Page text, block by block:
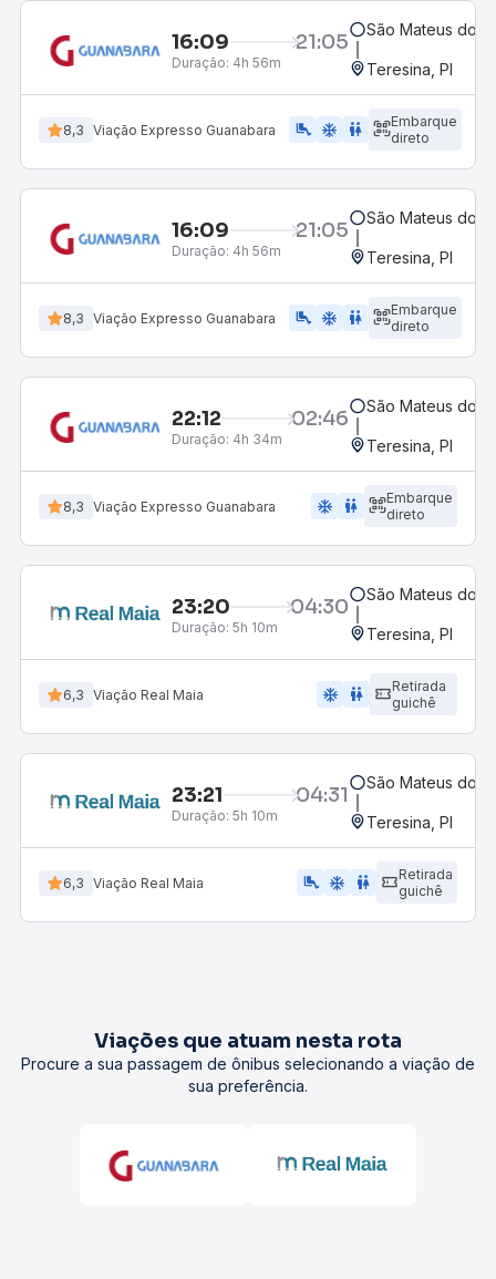
16:09 21:05
Duração: 4h 56m
São Mateus do
Teresina, PI
8,3 Viação Expresso Guanabara airline_seat_legroom_extra ac_unit wc
Embarque
direto
16:09 21:05
Duração: 4h 56m
São Mateus do
Teresina, PI
8,3 Viação Expresso Guanabara airline_seat_legroom_extra ac_unit wc
Embarque
direto
22:12 02:46
Duração: 4h 34m
São Mateus do
Teresina, PI
8,3 Viação Expresso Guanabara ac_unit wc
Embarque
direto
23:20 04:30
Duração: 5h 10m
São Mateus do
Teresina, PI
6,3 Viação Real Maia ac_unit wc
Retirada
guichê
23:21 04:31
Duração: 5h 10m
São Mateus do
Teresina, PI
6,3 Viação Real Maia airline_seat_legroom_extra ac_unit wc
Retirada
guichê
Viações que atuam nesta rota
Procure a sua passagem de ônibus selecionando a viação de
sua preferência.